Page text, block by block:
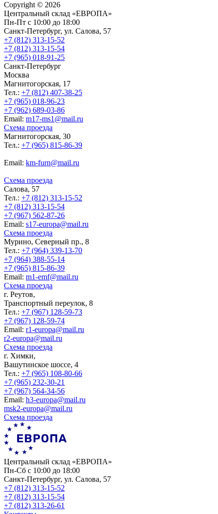
Copyright © 2026
Центральный склад «ЕВРОПА»
Пн-Пт с 10:00 до 18:00
Санкт-Петербург, ул. Салова, 57
+7 (812) 313-15-52
+7 (812) 313-15-54
+7 (965) 018-91-25
Санкт-Петербург
Москва
Магнитогорская, 17
Тел.: +7 (812) 407-38-25
+7 (965) 018-96-23
+7 (962) 689-03-86
Еmail: m17-ms1@mail.ru
Схема проезда
Магнитогорская, 30
Тел.: +7 (965) 815-86-39
Еmail: km-furn@mail.ru
Схема проезда
Салова, 57
Тел.: +7 (812) 313-15-52
+7 (812) 313-15-54
+7 (967) 562-87-26
Еmail: s17-europa@mail.ru
Схема проезда
Мурино, Северный пр., 8
Тел.: +7 (964) 339-13-70
+7 (964) 388-55-14
+7 (965) 815-86-39
Еmail: m1-emf@mail.ru
Схема проезда
г. Реутов,
Транспортный переулок, 8
Тел.: +7 (967) 128-59-73
+7 (967) 128-59-74
Еmail: r1-europa@mail.ru
r2-europa@mail.ru
Схема проезда
г. Химки,
Вашутинское шоссе, 4
Тел.: +7 (965) 108-80-66
+7 (965) 232-30-21
+7 (967) 564-34-56
Еmail: h3-europa@mail.ru
msk2-europa@mail.ru
Схема проезда
Центральный склад «ЕВРОПА»
Пн-Сб с 10:00 до 18:00
Санкт-Петербург, ул. Салова, 57
+7 (812) 313-15-52
+7 (812) 313-15-54
+7 (812) 313-26-61